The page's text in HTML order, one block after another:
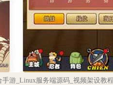
游_Linux服务端源码_视频架设教